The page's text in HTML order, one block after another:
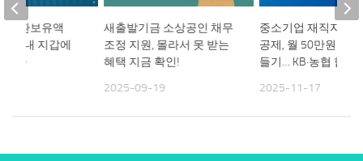
새출발기금 소상공인 채무
조정 지원, 몰라서 못 받는
혜택 지금 확인!
2025-09-19
중소기업 재직자 우
공제, 월 50만원 4천
들기… KB·농협 합류
2025-11-17
외환보유액
러, 내 지갑에
변화